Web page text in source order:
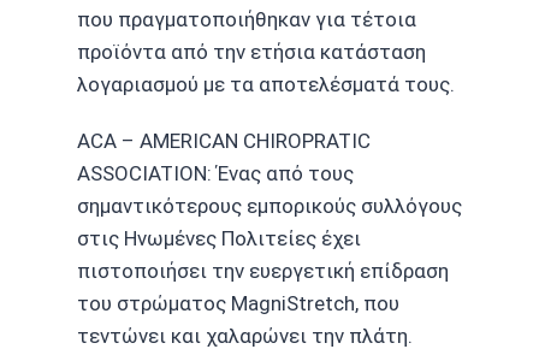
που πραγματοποιήθηκαν για τέτοια
προϊόντα από την ετήσια κατάσταση
λογαριασμού με τα αποτελέσματά τους.
ACA – AMERICAN CHIROPRATIC
ASSOCIATION: Ένας από τους
σημαντικότερους εμπορικούς συλλόγους
στις Ηνωμένες Πολιτείες έχει
πιστοποιήσει την ευεργετική επίδραση
του στρώματος MagniStretch, που
τεντώνει και χαλαρώνει την πλάτη.